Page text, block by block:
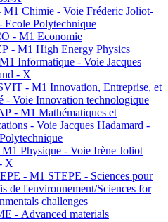
Chimie - Voie Fréderic Joliot-
Ecole Polytechnique
- M1 Economie
- M1 High Energy Physics
Informatique - Voie Jacques
- X
- M1 Innovation, Entreprise, et
- Voie Innovation technologique
- M1 Mathématiques et
- Voie Jacques Hadamard -
Physique - Voie Irène Joliot
X
- M1 STEPE - Sciences pour
de l'environnement/Sciences for
challenges
- Advanced materials